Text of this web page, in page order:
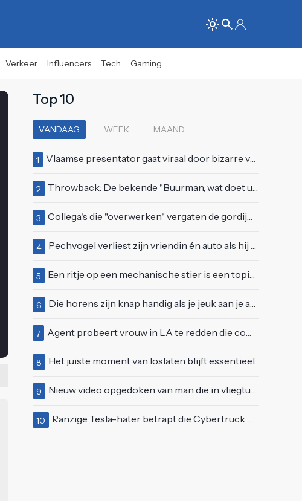
Verkeer Influencers Tech Gaming
Top 10
VANDAAG WEEK MAAND
1 Vlaamse presentator gaat viraal door bizarre vertoning op live televisie: "Helemaal stijf van de bloem"
2 Throwback: De bekende "Buurman, wat doet u nu?"-scène uit Flodder met Tatjana Šimić
3 Collega's die "overwerken" vergaten de gordijnen dicht te doen
4 Pechvogel verliest zijn vriendin én auto als hij bocht te scherp neemt
5 Een ritje op een mechanische stier is een topidee voor een eerste date
6 Die horens zijn knap handig als je jeuk aan je arie hebt
7 Agent probeert vrouw in LA te redden die compleet van het padje is
8 Het juiste moment van loslaten blijft essentieel
9 Nieuw video opgedoken van man die in vliegtuigmotor springt op vliegveld Milaan
10 Ranzige Tesla-hater betrapt die Cybertruck op een 'speciale bruine coating' trakteert